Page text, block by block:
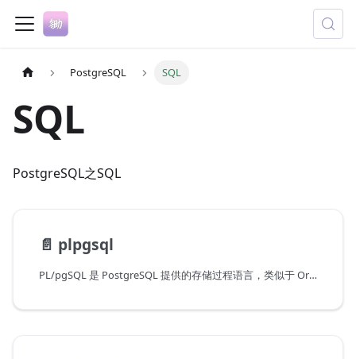
PostgreSQL SQL
SQL
PostgreSQL之SQL
📄️ plpgsql
PL/pgSQL 是 PostgreSQL 提供的存储过程语言，类似于 Oracle 的 PL/SQL